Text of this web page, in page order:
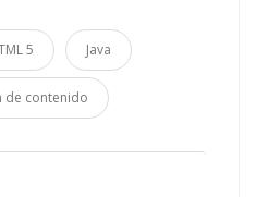
5 Java
de contenido